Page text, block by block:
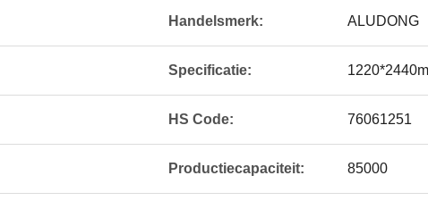
Handelsmerk: ALUDONG
Specificatie:
HS Code: 76061251
Productiecapaciteit: 85000